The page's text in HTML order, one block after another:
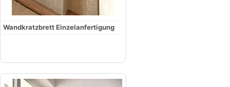
Wandkratzbrett Einzelanfertigung